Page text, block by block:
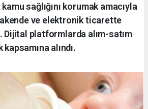
sağlığını korumak amacıyla
ve elektronik ticarette
Dijital platformlarda alım-satım
alındı.